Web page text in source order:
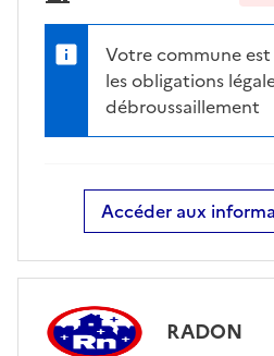
Votre commune
les obligations
débroussaillement
Accéder aux
RADON